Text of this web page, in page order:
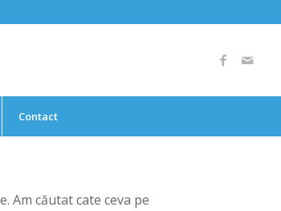
Contact
Am căutat cate ceva pe